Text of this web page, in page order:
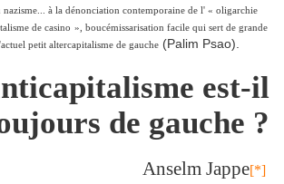
à la dénonciation contemporaine de l' « oligarchie
de casino » , boucémissarisation facile qui sert de grande
petit altercapitalisme de gauche(Palim Psao).
est-il
de gauche ?
Anselm Jappe[*]